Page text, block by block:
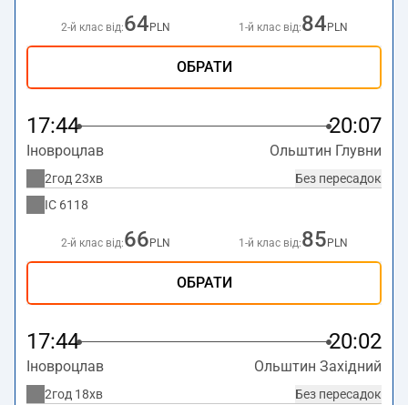
2-й клас від:64 PLN 1-й клас від:84 PLN
ОБРАТИ
17:44 20:07
Іновроцлав Ольштин Глувни
Без пересадок
2год 23хв
IC 6118
2-й клас від:66 PLN 1-й клас від:85 PLN
ОБРАТИ
17:44 20:02
Іновроцлав Ольштин Західний
Без пересадок
2год 18хв